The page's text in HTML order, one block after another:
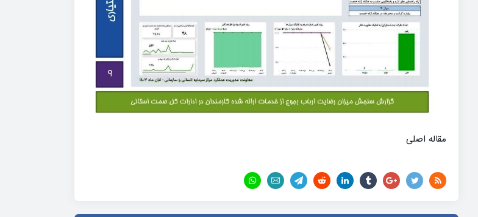
مقاله اصلی